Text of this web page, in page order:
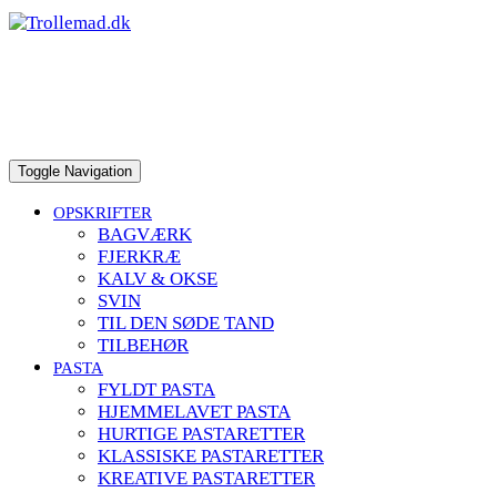
content
Toggle Navigation
OPSKRIFTER
BAGVÆRK
FJERKRÆ
KALV & OKSE
SVIN
TIL DEN SØDE TAND
TILBEHØR
PASTA
FYLDT PASTA
HJEMMELAVET PASTA
HURTIGE PASTARETTER
KLASSISKE PASTARETTER
KREATIVE PASTARETTER